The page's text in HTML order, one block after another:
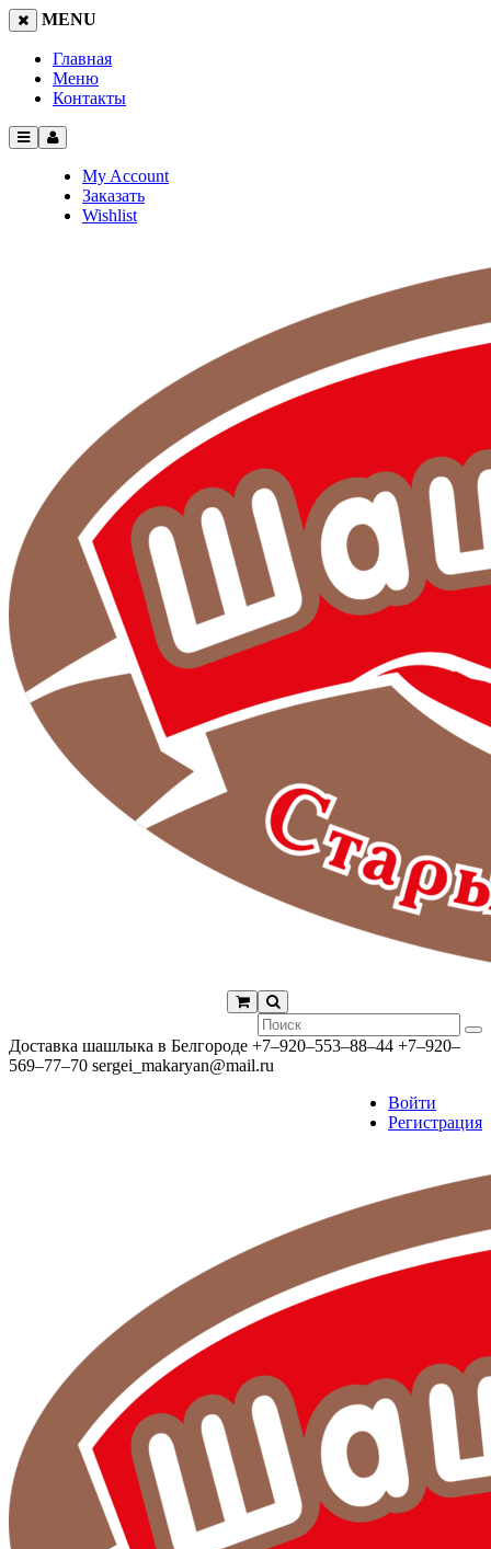
MENU
Главная
Меню
Контакты
My Account
Заказать
Wishlist
Доставка шашлыка в Белгороде +7‒920‒553‒88‒44 +7‒920‒
569‒77‒70 sergei_makaryan@mail.ru
Войти
Регистрация